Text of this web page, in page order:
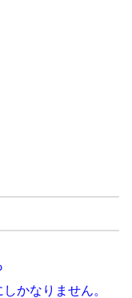
かなりません。